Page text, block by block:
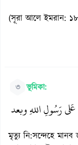
(সূরা আলে ইমরান:
৩ ভূমিকা:
رَسُولِ اللهِ وبعد
মৃত্যু নি:সন্দেহে